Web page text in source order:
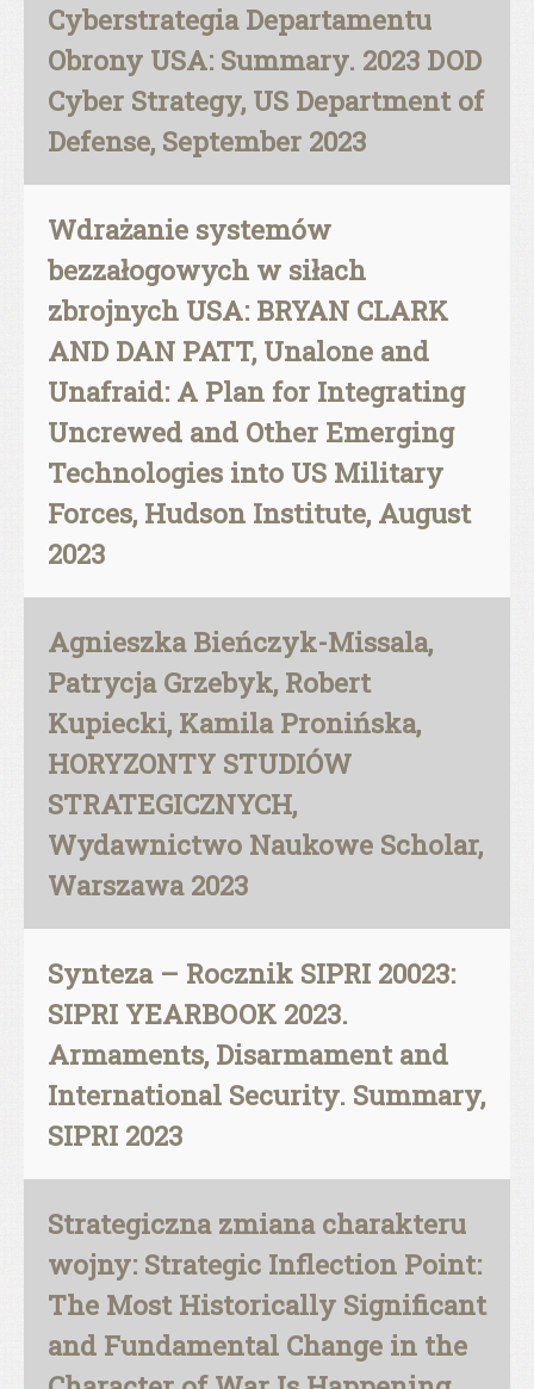
Cyberstrategia Departamentu
Obrony USA: Summary. 2023 DOD
Cyber Strategy, US Department of
Defense, September 2023
Wdrażanie systemów
bezzałogowych w siłach
zbrojnych USA: BRYAN CLARK
AND DAN PATT, Unalone and
Unafraid: A Plan for Integrating
Uncrewed and Other Emerging
Technologies into US Military
Forces, Hudson Institute, August
2023
Agnieszka Bieńczyk-Missala,
Patrycja Grzebyk, Robert
Kupiecki, Kamila Pronińska,
HORYZONTY STUDIÓW
STRATEGICZNYCH,
Wydawnictwo Naukowe Scholar,
Warszawa 2023
Synteza – Rocznik SIPRI 20023:
SIPRI YEARBOOK 2023.
Armaments, Disarmament and
International Security. Summary,
SIPRI 2023
Strategiczna zmiana charakteru
wojny: Strategic Inflection Point:
The Most Historically Significant
and Fundamental Change in the